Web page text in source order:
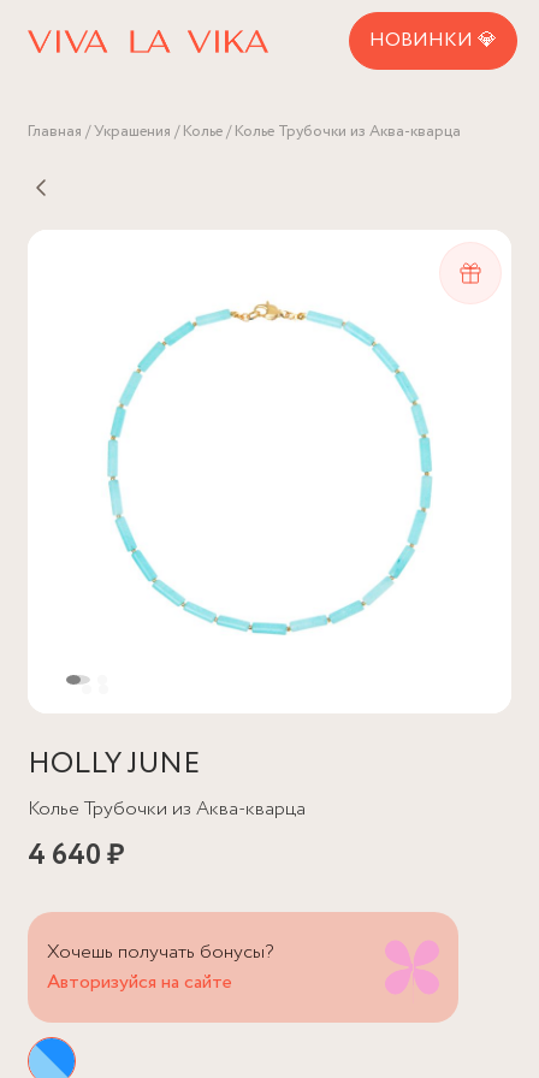
НОВИНКИ 💎
Главная Украшения Колье Колье Трубочки из Аква-кварца
HOLLY JUNE
Колье Трубочки из Аква-кварца
4 640 ₽
Хочешь получать бонусы?
Авторизуйся на сайте